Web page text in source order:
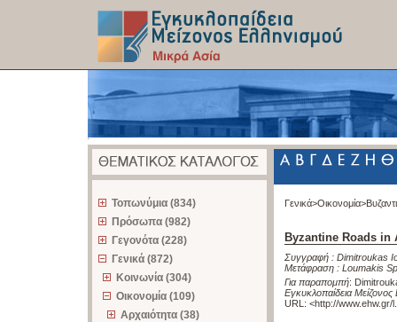
Τοπωνύμια (834)
Πρόσωπα (982)
Γεγονότα (228)
Γενικά (872)
Κοινωνία (304)
Οικονομία (109)
Αρχαιότητα (38)
Γενικά>Οικονομία>
Byzantine Roads in
Συγγραφή : Dimitroukas
Μετάφραση : Loumakis
Για παραπομπή:
Εγκυκλοπαίδεια
URL: <http://www.ehw.gr/